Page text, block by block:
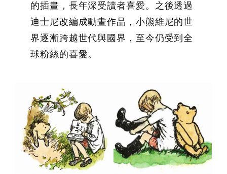
的插畫，長年深受讀者喜愛。之後透過
迪士尼改編成動畫作品，小熊維尼的世
界逐漸跨越世代與國界，至今仍受到全
球粉絲的喜愛。